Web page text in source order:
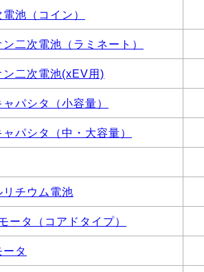
池（コイン）
二次電池（ラミネート）
ン二次電池(xEV用)
パシタ（小容量）
パシタ（中・大容量）
チウム電池
ータ（コアドタイプ）
タ